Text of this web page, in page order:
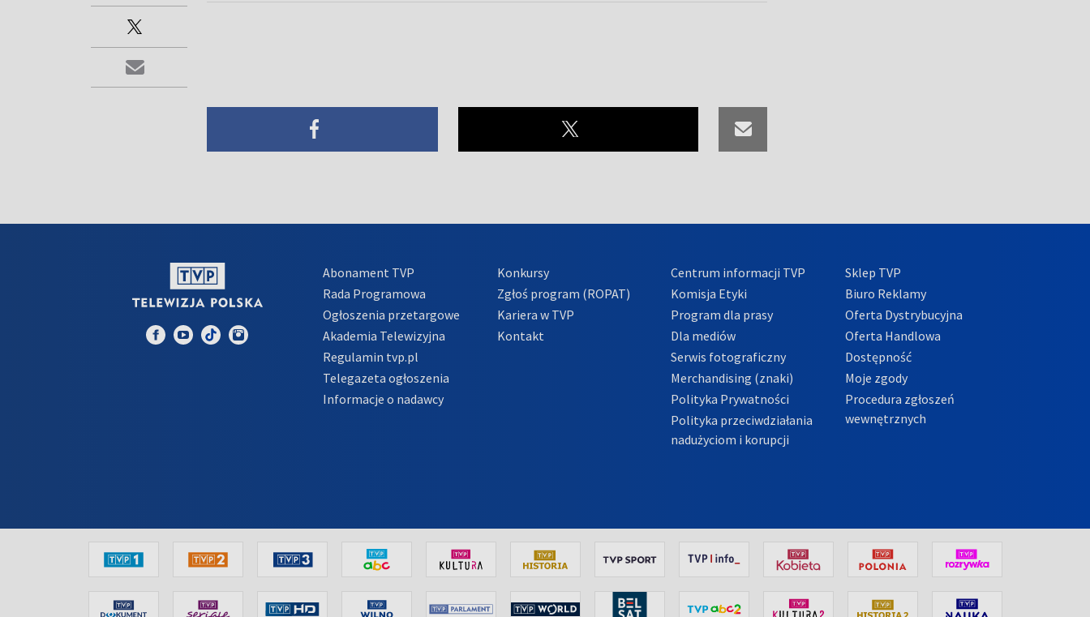
Abonament TVP
Rada Programowa
Ogłoszenia przetargowe
Akademia Telewizyjna
Regulamin tvp.pl
Telegazeta ogłoszenia
Informacje o nadawcy
Konkursy
Zgłoś program (ROPAT)
Kariera w TVP
Kontakt
Centrum informacji TVP
Komisja Etyki
Program dla prasy
Dla mediów
Serwis fotograficzny
Merchandising (znaki)
Polityka Prywatności
Polityka przeciwdziałania
nadużyciom i korupcji
Sklep TVP
Biuro Reklamy
Oferta Dystrybucyjna
Oferta Handlowa
Dostępność
Moje zgody
Procedura zgłoszeń
wewnętrznych